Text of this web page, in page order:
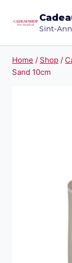
naar
Sint-
Home / Shop /
Sand 10cm